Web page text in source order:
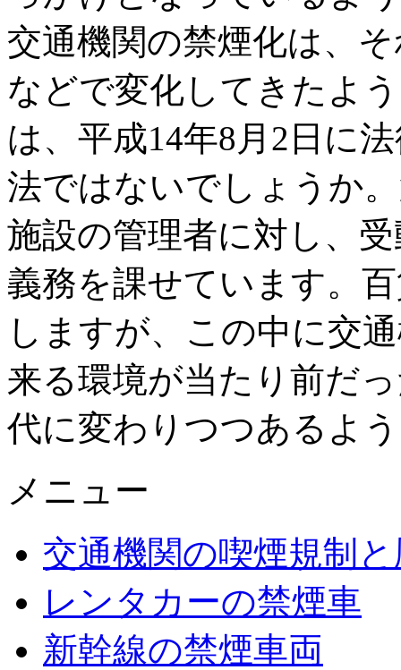
交通機関の禁煙化は、
などで変化してきたよ
は、平成14年8月2日に
法ではないでしょうか
施設の管理者に対し、
義務を課せています。
しますが、この中に交
来る環境が当たり前だ
代に変わりつつあるよ
メニュー
交通機関の喫煙規制
レンタカーの禁煙車
新幹線の禁煙車両